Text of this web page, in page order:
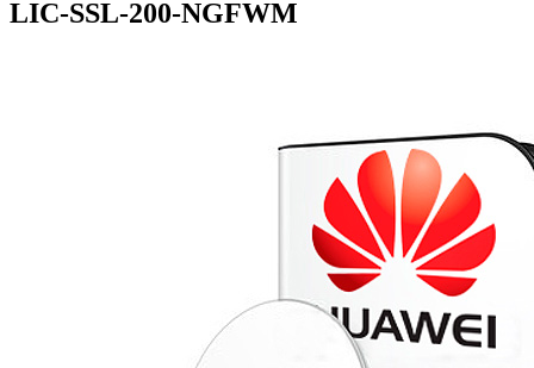
LIC-SSL-200-NGFWM